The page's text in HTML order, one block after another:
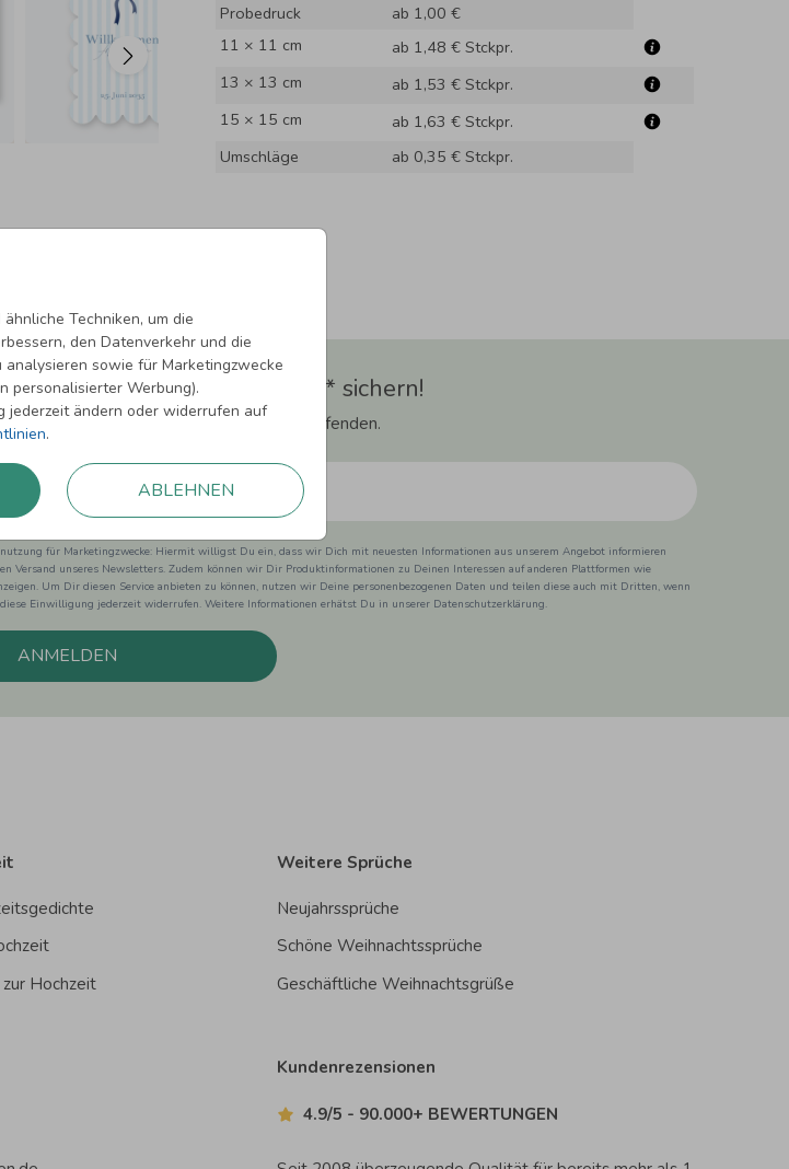
Techniken, um die
den Datenverkehr und die
sowie für Marketingzwecke
personalisierter Werbung).
jederzeit ändern oder widerrufen auf
.
ABLEHNEN
Probedruck
ab 1,00 €
11 × 11 cm
ab 1,48 € Stckpr.
13 × 13 cm
ab 1,53 € Stckpr.
15 × 15 cm
ab 1,63 € Stckpr.
Umschläge
ab 0,35 € Stckpr.
und 5,00 € Rabatt** sichern!
Newsletter an und bleibe auf dem Laufenden.
für Marketingzwecke: Hiermit willigst Du ein, dass wir Dich mit neuesten Informationen aus unserem Angebot informieren
Versand unseres Newsletters. Zudem können wir Dir Produktinformationen zu Deinen Interessen auf anderen Plattformen wie
Um Dir diesen Service anbieten zu können, nutzen wir Deine personenbezogenen Daten und teilen diese auch mit Dritten, wenn
Einwilligung jederzeit widerrufen. Weitere Informationen erhätst Du in unserer Datenschutzerklärung.
ANMELDEN
Hochzeit
Weitere Sprüche
Neujahrssprüche
Schöne Weihnachtssprüche
Geschäftliche Weihnachtsgrüße
Kundenrezensionen
4.9/5 - 90.000+ BEWERTUNGEN